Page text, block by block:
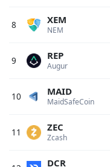
8 NEM
XEM
9 Augur
REP
10 MaidSafeCoin
MAID
11 Zcash
ZEC
DCR